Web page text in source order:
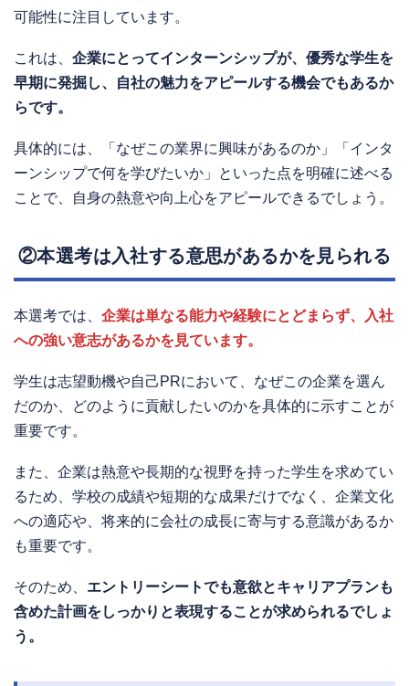
可能性に注目しています。
これは、 企業にとってインターンシップが、優秀な学生を
早期に発掘し、自社の魅力をアピールする機会でもあるか
らです。
具体的には、「なぜこの業界に興味があるのか」「インタ
ーンシップで何を学びたいか」といった点を明確に述べる
ことで、自身の熱意や向上心をアピールできるでしょう。
②本選考は入社する意思があるかを見られる
本選考では、 企業は単なる能力や経験にとどまらず、入社
への強い意志があるかを見ています。
学生は志望動機や自己PRにおいて、なぜこの企業を選ん
だのか、どのように貢献したいのかを具体的に示すことが
重要です。
また、企業は熱意や長期的な視野を持った学生を求めてい
るため、学校の成績や短期的な成果だけでなく、企業文化
への適応や、将来的に会社の成長に寄与する意識があるか
も重要です。
そのため、 エントリーシートでも意欲とキャリアプランも
含めた計画をしっかりと表現することが求められるでしょ
う。